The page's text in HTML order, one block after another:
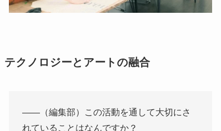
テクノロジーとアートの融合
――（編集部）この活動を通して大切にさ
れていることはなんですか？